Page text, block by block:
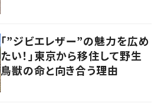
「”ジビエレザー”の魅力を広め
たい！」東京から移住して野生
鳥獣の命と向き合う理由